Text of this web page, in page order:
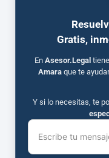
Gratis,
En Asesor.Legal
Amaraque te
Y si lo necesitas, te
Escribe tu